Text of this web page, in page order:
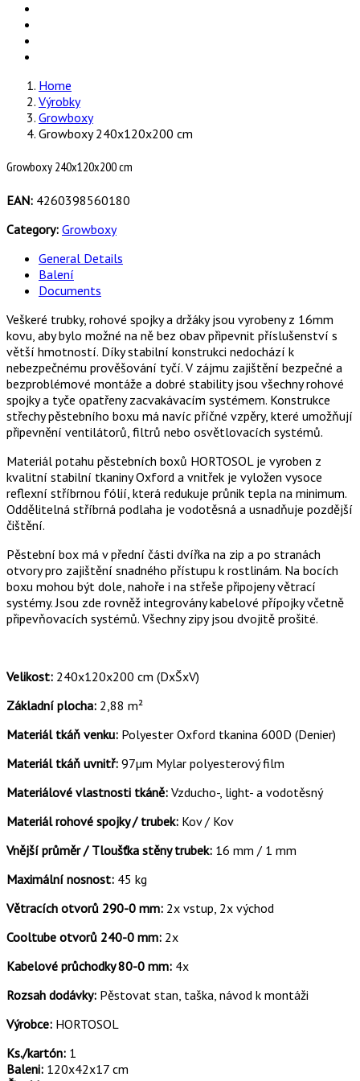
Home
Výrobky
Growboxy
Growboxy 240x120x200 cm
Growboxy 240x120x200 cm
EAN: 4260398560180
Category: Growboxy
General Details
Balení
Documents
Veškeré trubky, rohové spojky a držáky jsou vyrobeny z 16mm
kovu, aby bylo možné na ně bez obav připevnit příslušenství s
větší hmotností. Díky stabilní konstrukci nedochází k
nebezpečnému prověšování tyčí. V zájmu zajištění bezpečné a
bezproblémové montáže a dobré stability jsou všechny rohové
spojky a tyče opatřeny zacvakávacím systémem. Konstrukce
střechy pěstebního boxu má navíc příčné vzpěry, které umožňují
připevnění ventilátorů, filtrů nebo osvětlovacích systémů.
Materiál potahu pěstebních boxů HORTOSOL je vyroben z
kvalitní stabilní tkaniny Oxford a vnitřek je vyložen vysoce
reflexní stříbrnou fólií, která redukuje průnik tepla na minimum.
Oddělitelná stříbrná podlaha je vodotěsná a usnadňuje pozdější
čištění.
Pěstební box má v přední části dvířka na zip a po stranách
otvory pro zajištění snadného přístupu k rostlinám. Na bocích
boxu mohou být dole, nahoře i na střeše připojeny větrací
systémy. Jsou zde rovněž integrovány kabelové přípojky včetně
připevňovacích systémů. Všechny zipy jsou dvojitě prošité.
Velikost: 240x120x200 cm (DxŠxV)
Základní plocha: 2,88 m²
Materiál tkáň venku: Polyester Oxford tkanina 600D (Denier)
Materiál tkáň uvnitř: 97µm Mylar polyesterový film
Materiálové vlastnosti tkáně: Vzducho-, light- a vodotěsný
Materiál rohové spojky / trubek: Kov / Kov
Vnější průměr / Tloušťka stěny trubek: 16 mm / 1 mm
Maximální nosnost: 45 kg
Větracích otvorů 290-0 mm: 2x vstup, 2x východ
Cooltube otvorů 240-0 mm: 2x
Kabelové průchodky 80-0 mm: 4x
Rozsah dodávky: Pěstovat stan, taška, návod k montáži
Výrobce: HORTOSOL
Ks./kartón: 1
Baleni: 120x42x17 cm